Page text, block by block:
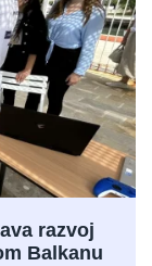
razvoj
Balkanu